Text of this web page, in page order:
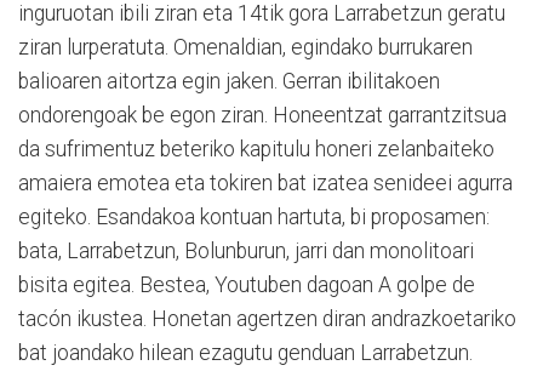
inguruotan ibili ziran eta 14tik gora Larrabetzun geratu
ziran lurperatuta. Omenaldian, egindako burrukaren
balioaren aitortza egin jaken. Gerran ibilitakoen
ondorengoak be egon ziran. Honeentzat garrantzitsua
da sufrimentuz beteriko kapitulu honeri zelanbaiteko
amaiera emotea eta tokiren bat izatea senideei agurra
egiteko. Esandakoa kontuan hartuta, bi proposamen:
bata, Larrabetzun, Bolunburun, jarri dan monolitoari
bisita egitea. Bestea, Youtuben dagoan A golpe de
tacón ikustea. Honetan agertzen diran andrazkoetariko
bat joandako hilean ezagutu genduan Larrabetzun.